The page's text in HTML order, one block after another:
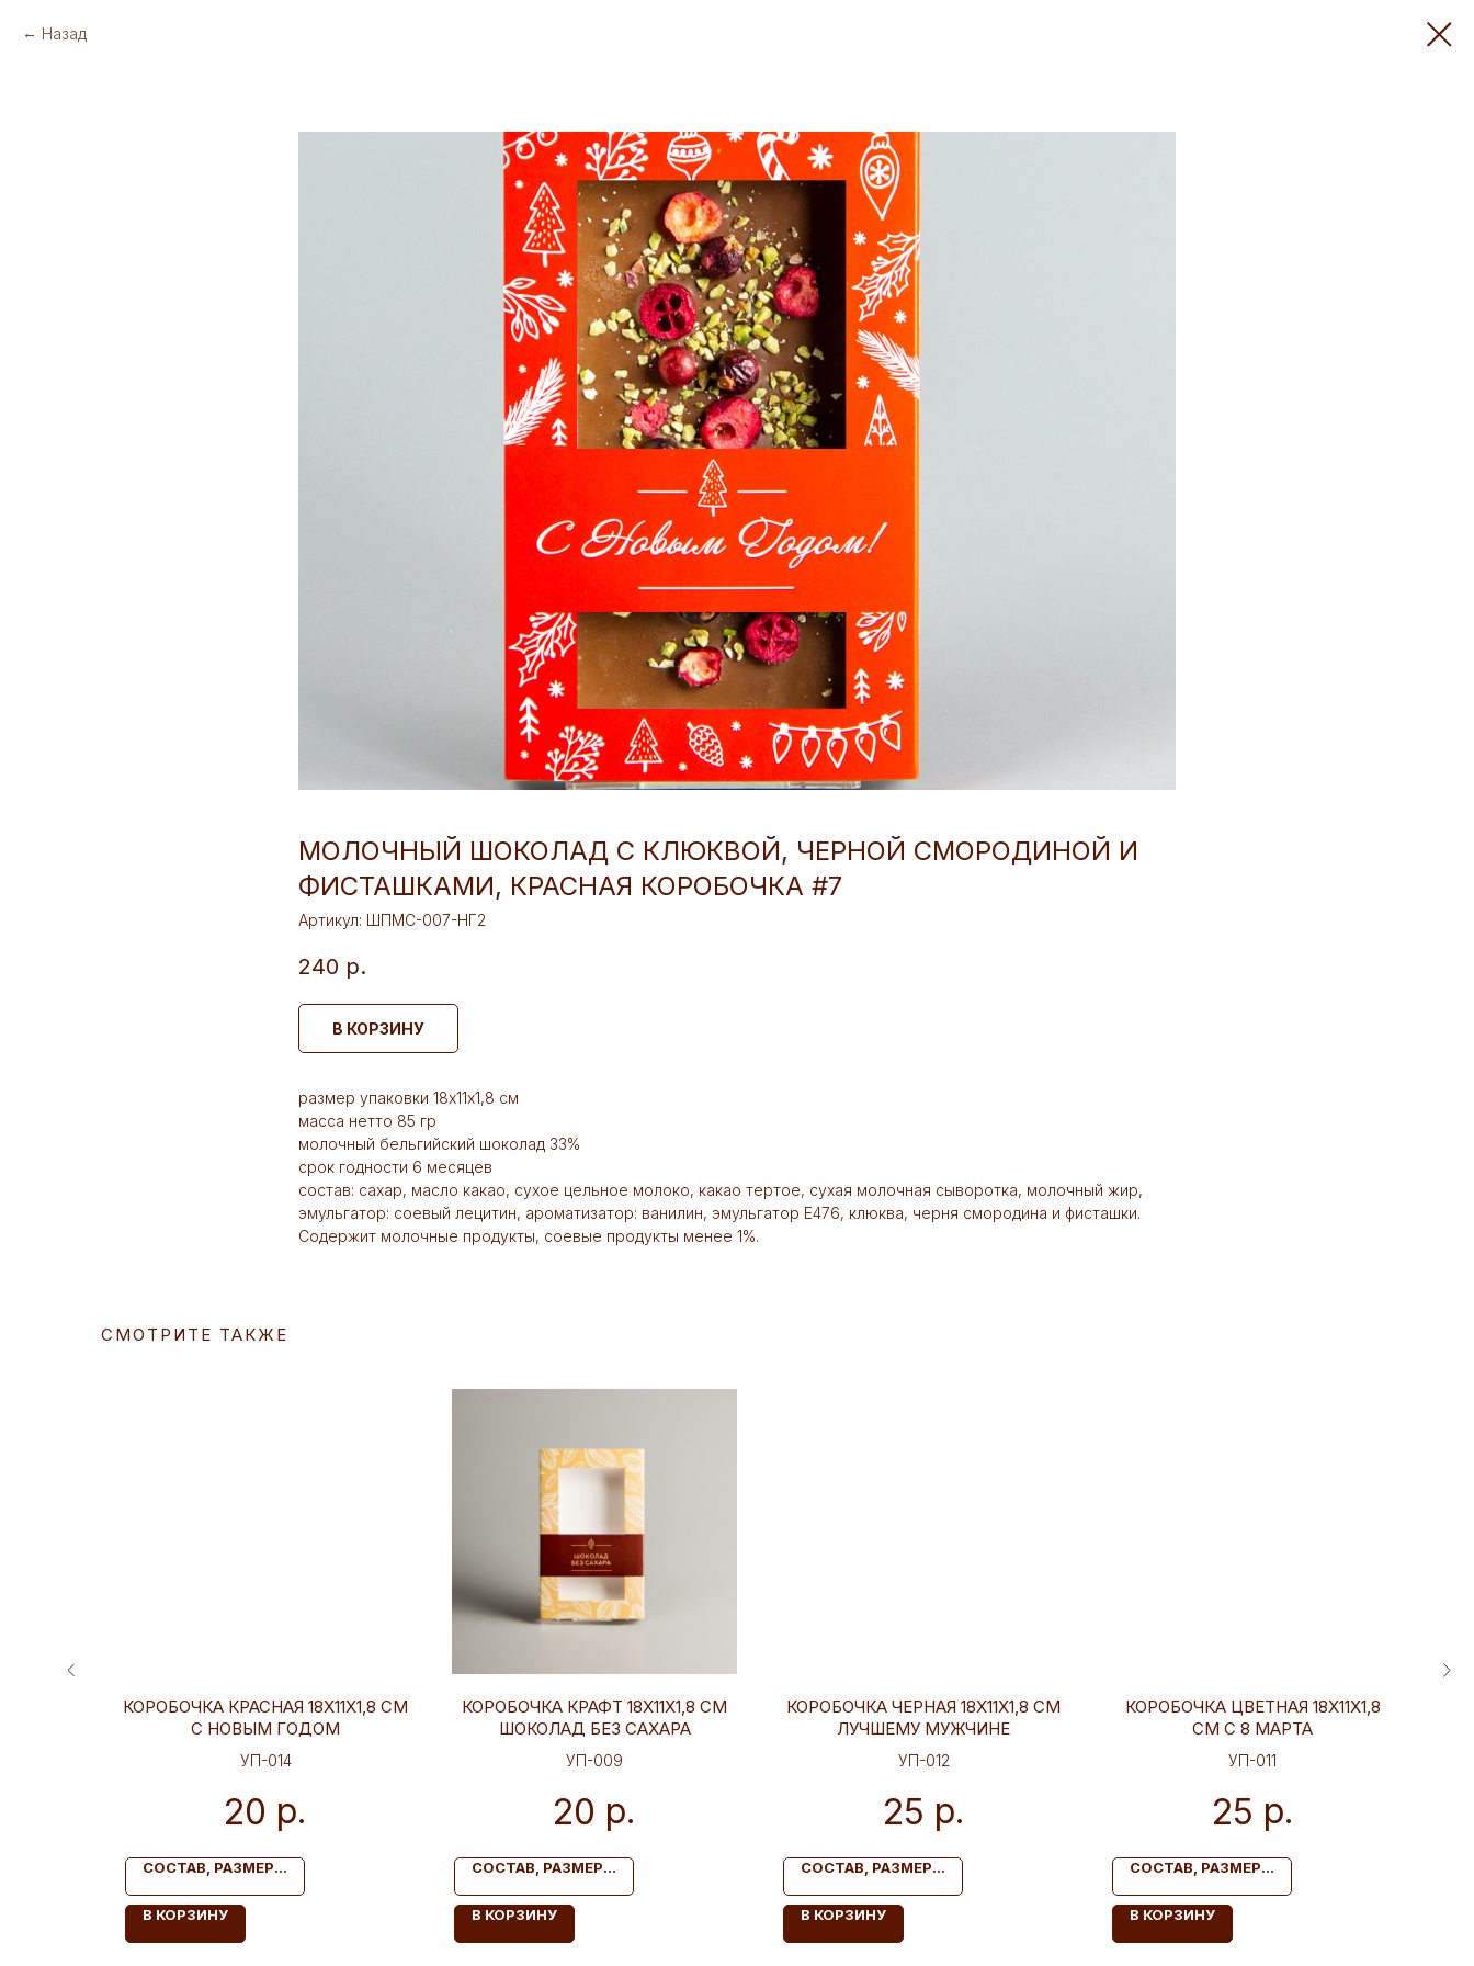
Назад
МОЛОЧНЫЙ ШОКОЛАД С КЛЮКВОЙ, ЧЕРНОЙ СМОРОДИНОЙ И
ФИСТАШКАМИ, КРАСНАЯ КОРОБОЧКА #7
Артикул: ШПМС-007-НГ2
240 р.
В КОРЗИНУ
размер упаковки 18х11х1,8 см
масса нетто 85 гр
молочный бельгийский шоколад 33%
срок годности 6 месяцев
состав: сахар, масло какао, сухое цельное молоко, какао тертое, сухая молочная сыворотка, молочный жир,
эмульгатор: соевый лецитин, ароматизатор: ванилин, эмульгатор Е476, клюква, черня смородина и фисташки.
Содержит молочные продукты, соевые продукты менее 1%.
СМОТРИТЕ ТАКЖЕ
КОРОБОЧКА КРАСНАЯ 18Х11Х1,8 СМ
С НОВЫМ ГОДОМ
УП-014
20 р.
СОСТАВ, РАЗМЕР...
В КОРЗИНУ
КОРОБОЧКА КРАФТ 18Х11Х1,8 СМ
ШОКОЛАД БЕЗ САХАРА
УП-009
20 р.
СОСТАВ, РАЗМЕР...
В КОРЗИНУ
КОРОБОЧКА ЧЕРНАЯ 18Х11Х1,8 СМ
ЛУЧШЕМУ МУЖЧИНЕ
УП-012
25 р.
СОСТАВ, РАЗМЕР...
В КОРЗИНУ
КОРОБОЧКА ЦВЕТНАЯ 18Х11Х1,8
СМ С 8 МАРТА
УП-011
25 р.
СОСТАВ, РАЗМЕР...
В КОРЗИНУ